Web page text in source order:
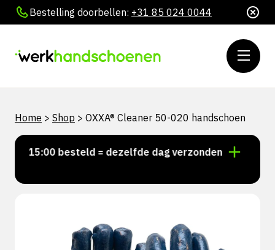
Bestelling doorbellen: +31 85 024 0044
Home > Shop > OXXA® Cleaner 50-020 handschoen
15:00 besteld = dezelfde dag verzonden